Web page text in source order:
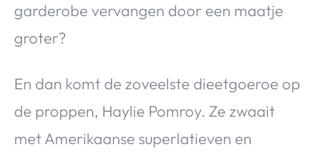
garderobe vervangen door een maatje
groter?
En dan komt de zoveelste dieetgoeroe op
de proppen, Haylie Pomroy. Ze zwaait
met Amerikaanse superlatieven en